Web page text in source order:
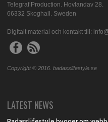
Telegraf Production. Hovlandav 28.
66332 Skoghall. Sweden
Digitalt material och kontakt till:
Copyright © 2016. badasslifestyle.se
LATEST NEWS